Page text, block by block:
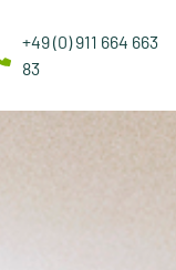
+49 (0) 911 664 663
83